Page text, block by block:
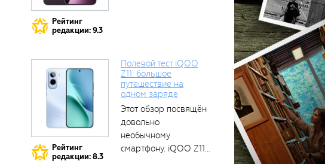
Рейтинг
редакции: 9.3
Рейтинг
редакции: 8.3
Полевой тест iQOO
Z11: большое
путешествие на
одном заряде
Этот обзор посвящён
довольно
необычному
смартфону. iQOO Z11